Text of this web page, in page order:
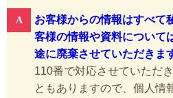
お客様からの情報はすべて
客様の情報や資料について
途に廃棄させていただきま
110番で対応させていただ
ともありますので、個人情